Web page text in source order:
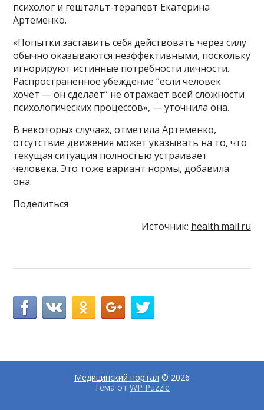
психолог и гештальт-терапевт Екатерина
Артеменко.
«Попытки заставить себя действовать через силу
обычно оказываются неэффективными, поскольку
игнорируют истинные потребности личности.
Распространенное убеждение “если человек
хочет — он сделает” не отражает всей сложности
психологических процессов», — уточнила она.
В некоторых случаях, отметила Артеменко,
отсутствие движения может указывать на то, что
текущая ситуация полностью устраивает
человека. Это тоже вариант нормы, добавила
она.
Поделиться
Источник: health.mail.ru
Медицинский портал © 2026
Тема от WP Puzzle